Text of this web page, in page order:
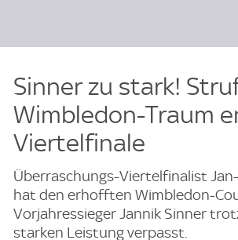
Sinner zu stark!
Wimbledon-Traum
Viertelfinale
Überraschungs-Viertelfinalist
hat den erhofften Wimbledon-
Vorjahressieger Jannik Sinner
starken Leistung verpasst.